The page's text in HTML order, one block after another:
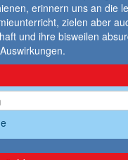
erinnern uns an die
zielen aber
und ihre bisweilen